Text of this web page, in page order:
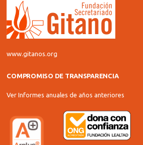
www.gitanos.org
COMPROMISO DE TRANSPARENCIA
Ver Informes anuales de años anteriores